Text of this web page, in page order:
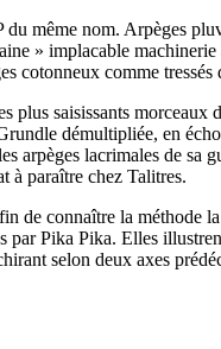
même nom. Arpèges
» implacable
cotonneux comme
plus saisissants
démultipliée, en
arpèges lacrimales de
à paraître chez Talitres.
de connaître la méthode
par Pika Pika. Elles
selon deux axes